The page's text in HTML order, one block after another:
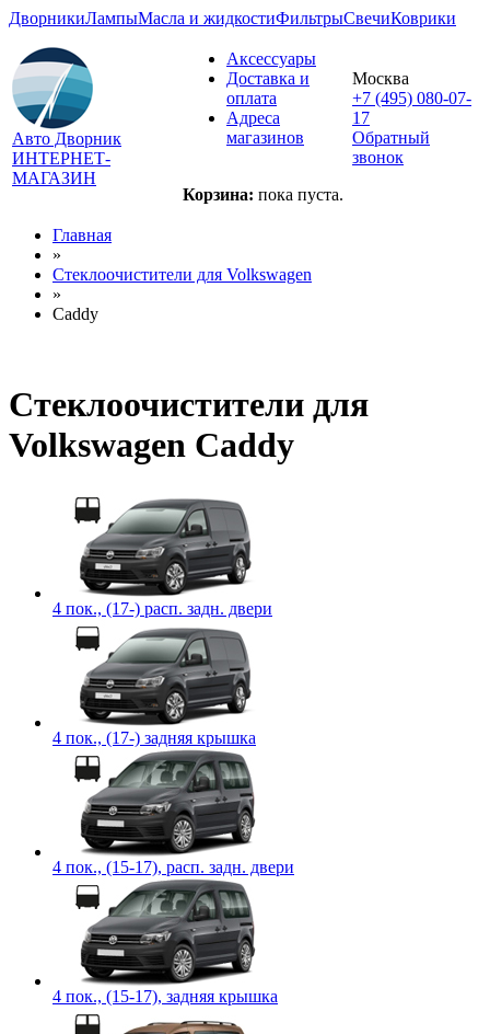
ДворникиЛампыМасла и жидкостиФильтрыСвечиКоврики
Авто Дворник
ИНТЕРНЕТ-
МАГАЗИН
Аксессуары
Доставка и
оплата
Адреса
магазинов
Корзина: пока пуста.
Москва
+7 (495) 080-07-
17
Обратный
звонок
Главная
»
Стеклоочистители для Volkswagen
»
Caddy
Стеклоочистители для
Volkswagen Caddy
4 пок., (17-) расп. задн. двери
4 пок., (17-) задняя крышка
4 пок., (15-17), расп. задн. двери
4 пок., (15-17), задняя крышка